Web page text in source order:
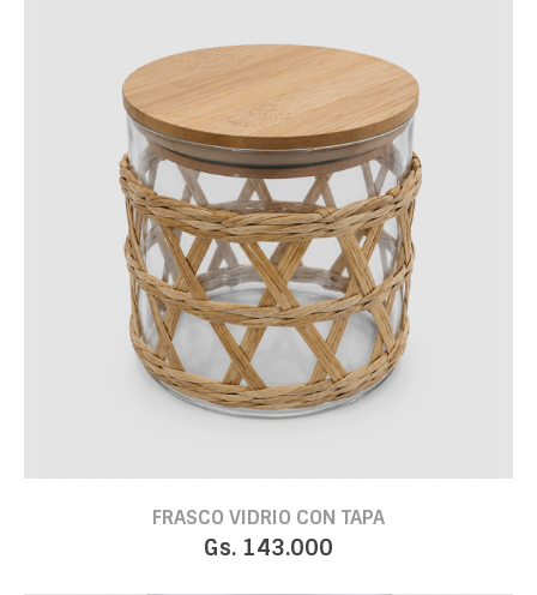
FRASCO VIDRIO CON TAPA
Gs. 143.000